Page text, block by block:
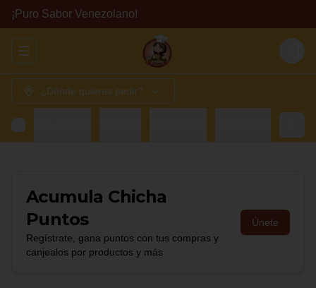
¡Puro Sabor Venezolano!
Abrir menu de navegación Login
¿Dónde quieres pedir?
Acumula Chicha
Puntos
Regístrate, gana puntos con tus compras y
canjealos por productos y más
Únete